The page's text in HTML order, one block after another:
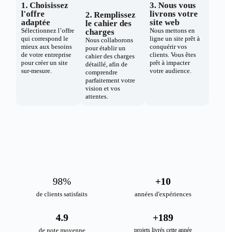
1. Choisissez
l'offre
adaptée
Sélectionnez l’offre
qui correspond le
mieux aux besoins
de votre entreprise
pour créer un site
sur-mesure.
2. Remplissez
le cahier des
charges
Nous collaborons
pour établir un
cahier des charges
détaillé, afin de
comprendre
parfaitement votre
vision et vos
attentes.
3. Nous vous
livrons votre
site web
Nous mettons en
ligne un site prêt à
conquérir vos
clients. Vous êtes
prêt à impacter
votre audience.
de clients satisfaits
98%
années d'expériences
+10
de note moyenne
4.9
projets livrés cette année
+189